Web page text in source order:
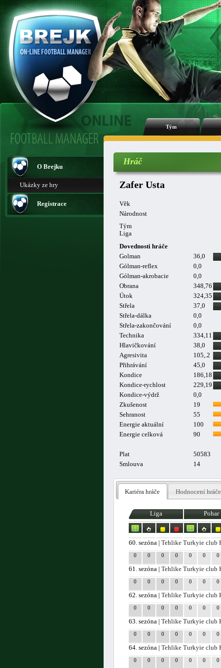
Tým
O Brejku
Ukázky ze hry
Registrace
Hráč
Zafer Usta
Věk
Národnost
Tým
Liga
Dovednosti hráče
Golman
36,0
Gólman-reflex
0,0
Gólman-akrobacie
0,0
Obrana
348,76
Útok
324,35
Střela
37,0
Střela-dálka
0,0
Střela-zakončování
0,0
Technika
334,11
Hlavičkování
38,0
Agresivita
105,.2
Přihrávání
45,0
Kondice
186,18
Kondice-rychlost
229,19
Kondice-výdrž
0,0
Zkušenost
19
Sehranost
55
Energie aktuální
100
Energie celková
90
Plat
50583
Smlouva
14
Kariéra hráče Hodnocení hráče
Liga Pohar
60. sezóna |Tehlike Turkyie club
0 0 0 0 0 0 0
61. sezóna |Tehlike Turkyie club
0 0 0 0 0 0 0
62. sezóna |Tehlike Turkyie club
0 0 0 0 0 0 0
63. sezóna |Tehlike Turkyie club
0 0 0 0 0 0 0
64. sezóna |Tehlike Turkyie club
0 0 0 0 0 0 0